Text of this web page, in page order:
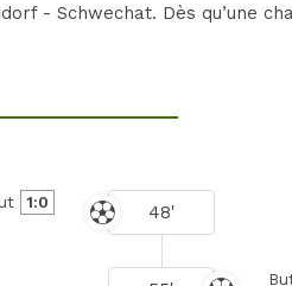
- Schwechat. Dès qu’une
48'
1:0